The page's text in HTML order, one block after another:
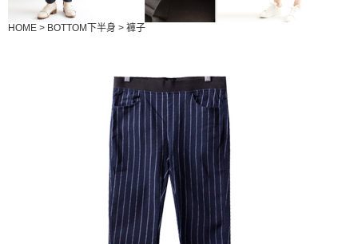
HOME > BOTTOM下半身 > 褲子